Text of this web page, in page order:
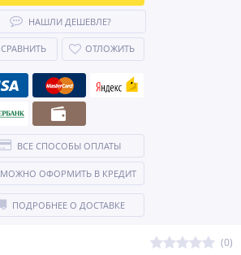
(0)
НАШЛИ ДЕШЕВЛЕ?
СРАВНИТЬ ОТЛОЖИТЬ
ВСЕ СПОСОБЫ ОПЛАТЫ
МОЖНО ОФОРМИТЬ В КРЕДИТ
ПОДРОБНЕЕ О ДОСТАВКЕ